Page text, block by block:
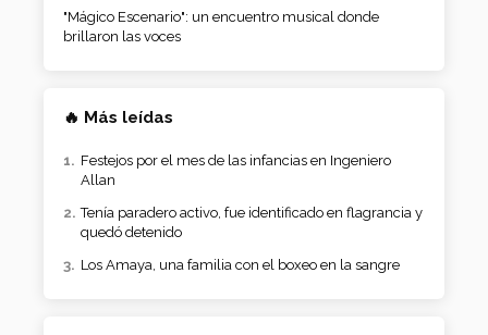
"Mágico Escenario": un encuentro musical donde
brillaron las voces
🔥 Más leídas
Festejos por el mes de las infancias en Ingeniero
Allan
Tenía paradero activo, fue identificado en flagrancia y
quedó detenido
Los Amaya, una familia con el boxeo en la sangre